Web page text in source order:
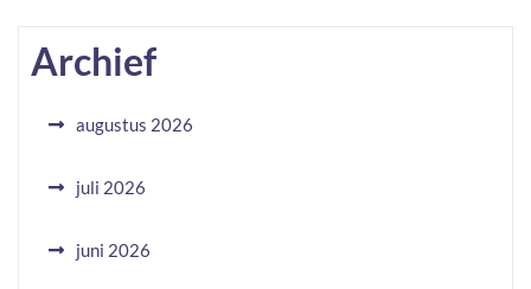
Archief
augustus 2026
juli 2026
juni 2026